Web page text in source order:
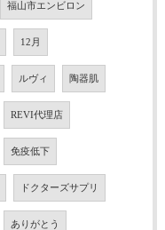
福山市エンビロン
12月
ルヴィ 陶器肌
REVI代理店
免疫低下
ドクターズサプリ
ありがとう